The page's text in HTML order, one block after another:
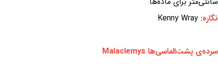
نگاره: Kenny Wray
سرده‌ی پشت‌الماسی‌ها Malaclemys